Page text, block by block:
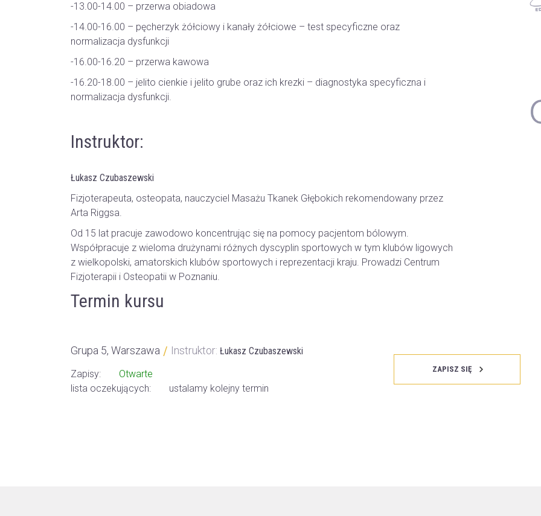
-13.00-14.00 – przerwa obiadowa
-14.00-16.00 – pęcherzyk żółciowy i kanały żółciowe – test specyficzne oraz
normalizacja dysfunkcji
-16.00-16.20 – przerwa kawowa
-16.20-18.00 – jelito cienkie i jelito grube oraz ich krezki – diagnostyka specyficzna i
normalizacja dysfunkcji.
Instruktor:
Łukasz Czubaszewski
Fizjoterapeuta, osteopata, nauczyciel Masażu Tkanek Głębokich rekomendowany przez
Arta Riggsa.
Od 15 lat pracuje zawodowo koncentrując się na pomocy pacjentom bólowym.
Współpracuje z wieloma drużynami różnych dyscyplin sportowych w tym klubów ligowych
z wielkopolski, amatorskich klubów sportowych i reprezentacji kraju. Prowadzi Centrum
Fizjoterapii i Osteopatii w Poznaniu.
Termin kursu
Grupa 5, Warszawa / Instruktor: Łukasz Czubaszewski
Zapisy:
Otwarte
lista oczekujących:
ustalamy kolejny termin
ZAPISZ SIĘ